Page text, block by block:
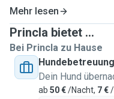
zuverlässig. Ich achte
Umgebungen und
Mir ist wichtig, dass
sind, sondern auch zur
ruhig und ohne Hektik,
Aufmerksamkeit für
ich selbstverständlich
Mehr lesen
Princla bietet ...
Bei Princla zu Hause
Hundebetreuung
Dein Hund
ab 50 €/Nacht, 7 €